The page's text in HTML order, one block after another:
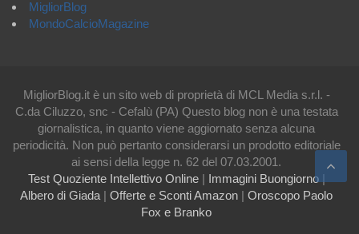
MigliorBlog
MondoCalcioMagazine
MigliorBlog.it è un sito web di proprietà di MCL Media s.r.l. -
C.da Ciluzzo, snc - Cefalù (PA) Questo blog non è una testata
giornalistica, in quanto viene aggiornato senza alcuna
periodicità. Non può pertanto considerarsi un prodotto editoriale
ai sensi della legge n. 62 del 07.03.2001.
Test Quoziente Intellettivo Online| Immagini Buongiorno|
Albero di Giada | Offerte e Sconti Amazon | Oroscopo Paolo
Fox e Branko